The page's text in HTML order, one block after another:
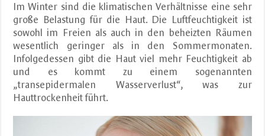
Im Winter sind die klimatischen Verhältnisse eine sehr
große Belastung für die Haut. Die Luftfeuchtigkeit ist
sowohl im Freien als auch in den beheizten Räumen
wesentlich geringer als in den Sommermonaten.
Infolgedessen gibt die Haut viel mehr Feuchtigkeit ab
und es kommt zu einem sogenannten
„transepidermalen Wasserverlust“, was zur
Hauttrockenheit führt.